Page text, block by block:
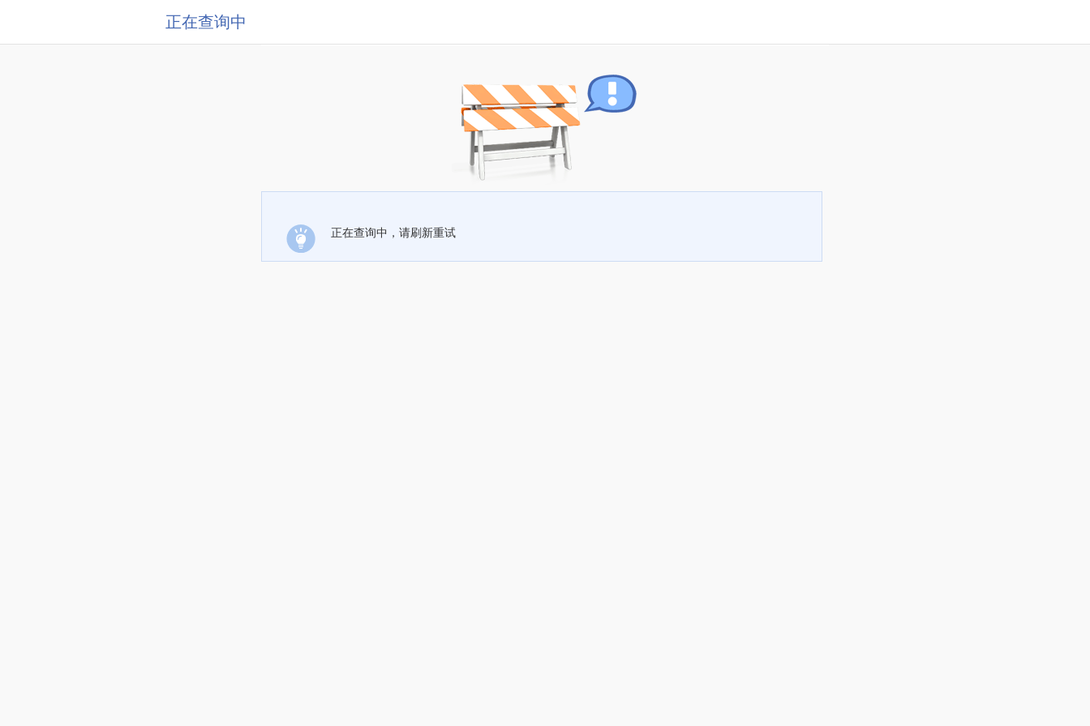
正在查询中
正在查询中，请刷新重试